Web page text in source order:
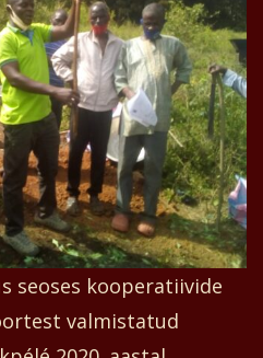
seoses kooperatiivide
valmistatud